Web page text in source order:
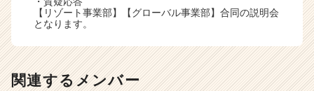
【リゾート事業部】【グローバル事業部】合同の説明会
となります。
関連するメンバー